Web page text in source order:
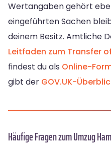
Wertangaben gehört
eingeführten Sachen
deinem Besitz. Amtliche
Leitfaden zum Transfer
findest du als Online-
gibt der GOV.UK-
Häufige Fragen zum Umzug